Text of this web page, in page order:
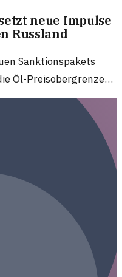
neue Impulse
Russland
Sanktionspakets
Öl-Preisobergrenze
Auswirkungen